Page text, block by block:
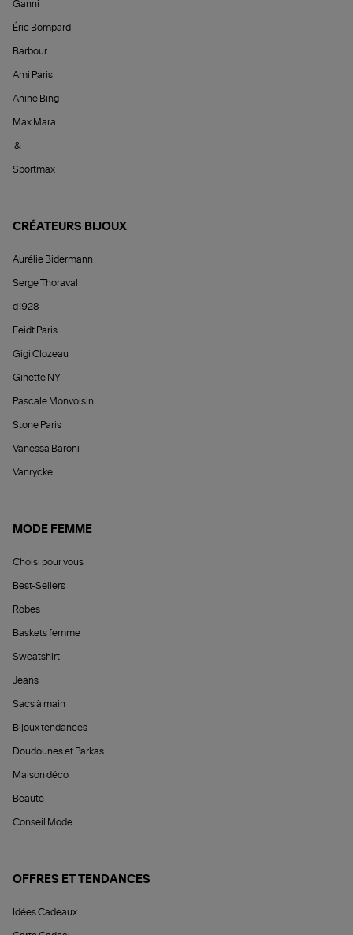
Ganni
Éric Bompard
Barbour
Ami Paris
Anine Bing
Max Mara
&
Sportmax
CRÉATEURS BIJOUX
Aurélie Bidermann
Serge Thoraval
d1928
Feidt Paris
Gigi Clozeau
Ginette NY
Pascale Monvoisin
Stone Paris
Vanessa Baroni
Vanrycke
MODE FEMME
Choisi pour vous
Best-Sellers
Robes
Baskets femme
Sweatshirt
Jeans
Sacs à main
Bijoux tendances
Doudounes et Parkas
Maison déco
Beauté
Conseil Mode
OFFRES ET TENDANCES
Idées Cadeaux